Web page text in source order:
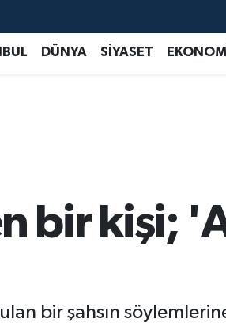
DÜNYA SİYASET EKONOMİ
bir kişi;
bir şahsın